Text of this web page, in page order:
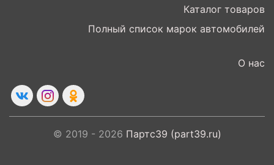
Каталог товаров
Полный список марок автомобилей
О нас
© 2019 - 2026 Партс39 (part39.ru)